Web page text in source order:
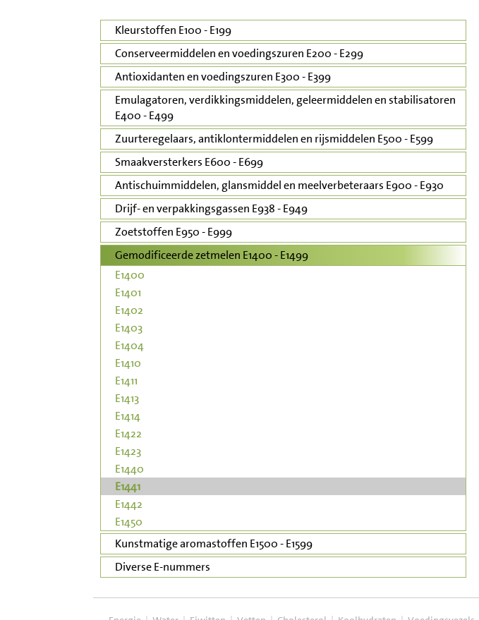
Kleurstoffen E100 - E199
Conserveermiddelen en voedingszuren E200 - E299
Antioxidanten en voedingszuren E300 - E399
Emulagatoren, verdikkingsmiddelen, geleermiddelen en stabilisatoren
E400 - E499
Zuurteregelaars, antiklontermiddelen en rijsmiddelen E500 - E599
Smaakversterkers E600 - E699
Antischuimmiddelen, glansmiddel en meelverbeteraars E900 - E930
Drijf- en verpakkingsgassen E938 - E949
Zoetstoffen E950 - E999
Gemodificeerde zetmelen E1400 - E1499
E1400
E1401
E1402
E1403
E1404
E1410
E1411
E1413
E1414
E1422
E1423
E1440
E1441
E1442
E1450
Kunstmatige aromastoffen E1500 - E1599
Diverse E-nummers